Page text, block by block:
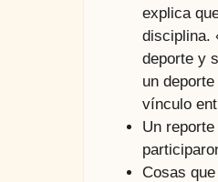
explica
disciplina.
deporte y
un
vínculo
Un
Cosas